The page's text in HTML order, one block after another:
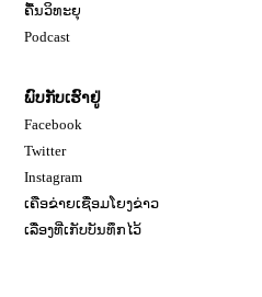
ຄື້ນວິທະຍຸ
Podcast
ພົບກັບເຮົາຢູ່
Facebook
Twitter
Instagram
ເຄືອຂ່າຍເຊື່ອມໂຍງຂ່າວ
ເລື່ອງທີ່ເກັບບັນທຶກໄວ້